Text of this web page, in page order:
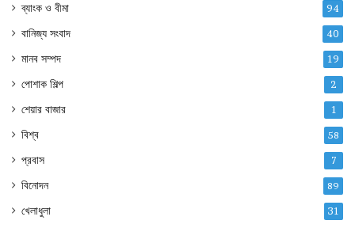
ব্যাংক ও বীমা 94
বানিজ্য সংবাদ 40
মানব সম্পদ 19
পোশাক শিল্প 2
শেয়ার বাজার 1
বিশ্ব 58
প্রবাস 7
বিনোদন 89
খেলাধুলা 31